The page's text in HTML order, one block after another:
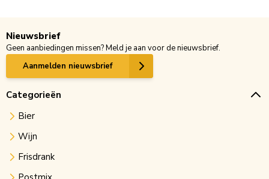
Nieuwsbrief
Geen aanbiedingen missen? Meld je aan voor de nieuwsbrief.
Aanmelden nieuwsbrief
Categorieën
Bier
Wijn
Frisdrank